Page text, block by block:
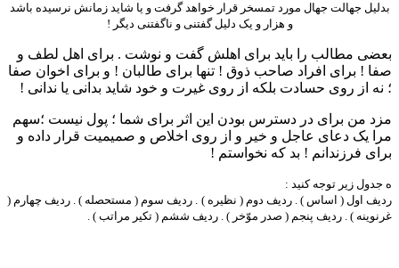
بدلیل جهالت جهال مورد تمسخر قرار خواهد گرفت و یا شاید زمانش نرسیده باشد
و هزار و یک دلیل گفتنی و ناگفتنی دیگر !
بعضی مطالب را باید برای اهلش گفت و نوشت . برای اهل لطف و
صفا ! برای افراد صاحب ذوق ! تنها برای طالبان ! و برای اخوان صفا
؛ نه از روی حسادت بلکه از روی غیرت و خود شاید بدانی یا ندانی !
مزد من برای در دسترس بودن این اثر برای شما ؛ پول نیست ؛‌سهم
مرا یک دعای عاجل و خیر و از روی اخلاص و صمیمیت قرار داده و
برای فرزندانم ! بد که نخواستم !
ه جدول زیر توجه کنید :
ردیف اول ( اساس ) . ردیف دوم ( نظیره ) . ردیف سوم ( مستحصله ) . ردیف چهارم (
غرنوینه ) . ردیف پنجم ( صدر موّخر ) . ردیف ششم ( تکیر مراتب ) .